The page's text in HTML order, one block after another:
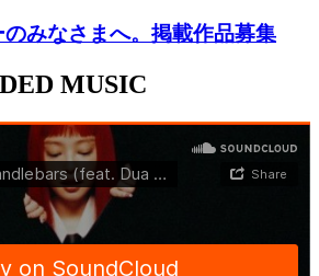
みなさまへ。掲載作品募集
MUSIC